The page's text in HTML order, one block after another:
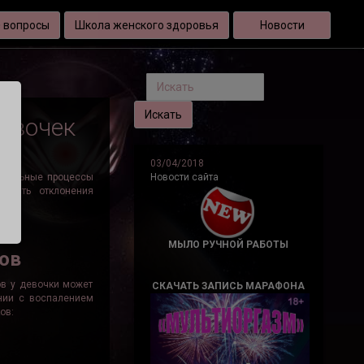
вопросы Школа женского здоровья Новости
процессы
отклонения
у девочки может
с воспалением
03/04/2018
Новости сайта
МЫЛО РУЧНОЙ РАБОТЫ
СКАЧАТЬ ЗАПИСЬ МАРАФОНА